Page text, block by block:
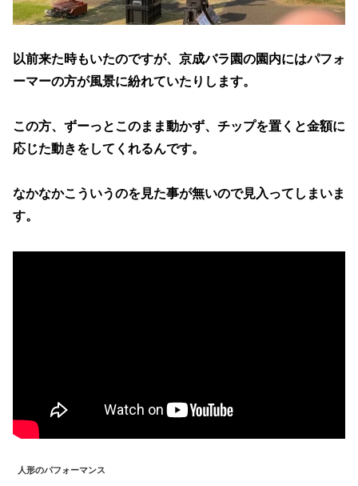
以前来た時もいたのですが、京成バラ園の園内にはパフォ
ーマーの方が風景に紛れていたりします。
この方、ずーっとこのまま動かず、チップを置くと金額に
応じた動きをしてくれるんです。
なかなかこういうのを見た事が無いので見入ってしまいま
す。
人形のパフォーマンス